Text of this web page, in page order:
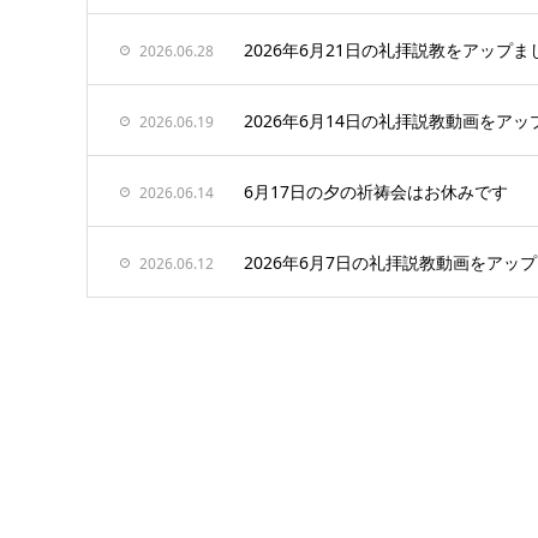
2026.06.28 2026年6月21日の礼拝説教をアップま
2026.06.19 2026年6月14日の礼拝説教動画をアッ
2026.06.14 6月17日の夕の祈祷会はお休みです
2026.06.12 2026年6月7日の礼拝説教動画をアッ